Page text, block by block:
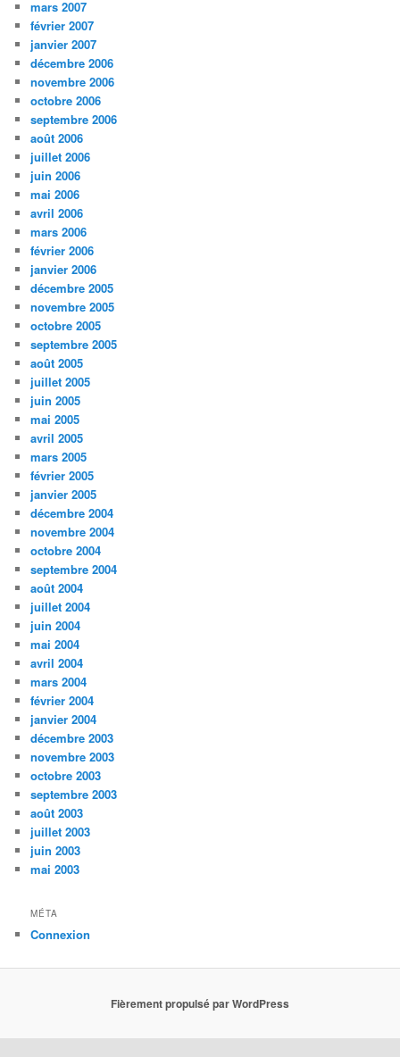
mars 2007
février 2007
janvier 2007
décembre 2006
novembre 2006
octobre 2006
septembre 2006
août 2006
juillet 2006
juin 2006
mai 2006
avril 2006
mars 2006
février 2006
janvier 2006
décembre 2005
novembre 2005
octobre 2005
septembre 2005
août 2005
juillet 2005
juin 2005
mai 2005
avril 2005
mars 2005
février 2005
janvier 2005
décembre 2004
novembre 2004
octobre 2004
septembre 2004
août 2004
juillet 2004
juin 2004
mai 2004
avril 2004
mars 2004
février 2004
janvier 2004
décembre 2003
novembre 2003
octobre 2003
septembre 2003
août 2003
juillet 2003
juin 2003
mai 2003
MÉTA
Connexion
Fièrement propulsé par WordPress